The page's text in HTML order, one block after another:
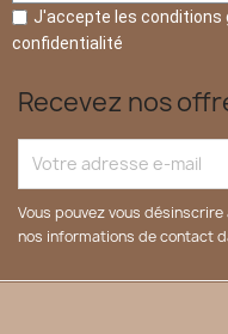
J'accepte les conditions
confidentialité
Recevez nos
Vous pouvez vous
nos informations de contact